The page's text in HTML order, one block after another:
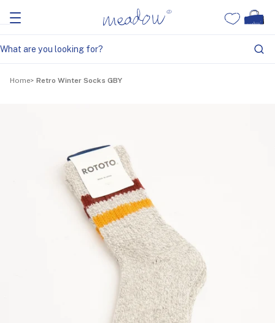
Home Retro Winter Socks GBY